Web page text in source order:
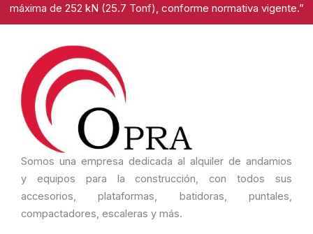
máxima de 252 kN (25.7 Tonf), conforme normativa vigente.”
Somos una empresa dedicada al alquiler de andamios
y equipos para la construcción, con todos sus
accesorios, plataformas, batidoras, puntales,
compactadores, escaleras y más.